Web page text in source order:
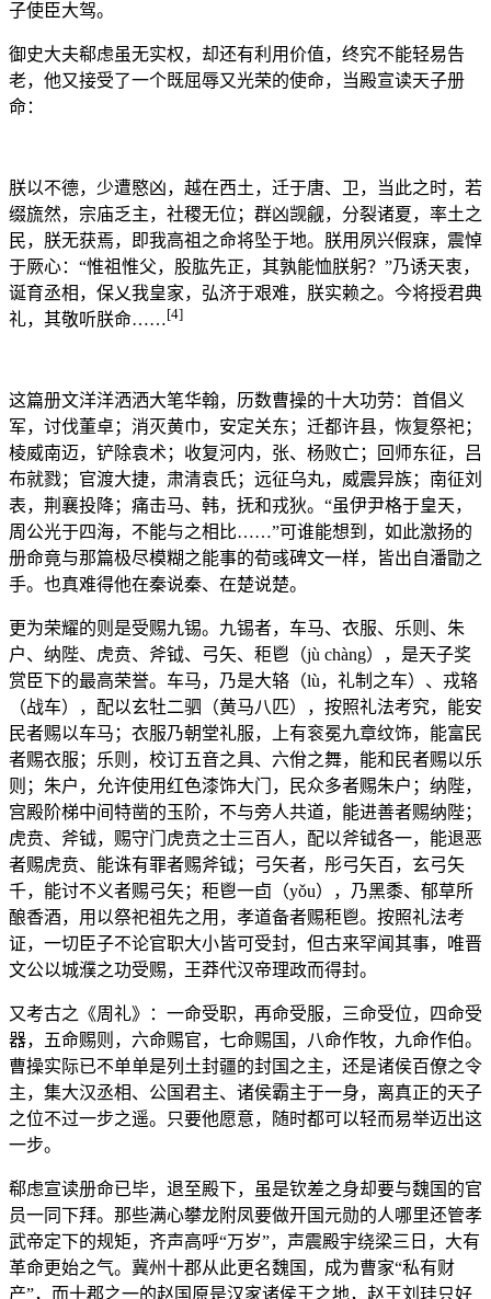
子使臣大驾。
御史大夫郗虑虽无实权，却还有利用价值，终究不能轻易告
老，他又接受了一个既屈辱又光荣的使命，当殿宣读天子册
命：
朕以不德，少遭愍凶，越在西土，迁于唐、卫，当此之时，若
缀旒然，宗庙乏主，社稷无位；群凶觊觎，分裂诸夏，率土之
民，朕无获焉，即我高祖之命将坠于地。朕用夙兴假寐，震悼
于厥心：“惟祖惟父，股肱先正，其孰能恤朕躬？”乃诱天衷，
诞育丞相，保乂我皇家，弘济于艰难，朕实赖之。今将授君典
礼，其敬听朕命……[4]
这篇册文洋洋洒洒大笔华翰，历数曹操的十大功劳：首倡义
军，讨伐董卓；消灭黄巾，安定关东；迁都许县，恢复祭祀；
棱威南迈，铲除袁术；收复河内，张、杨败亡；回师东征，吕
布就戮；官渡大捷，肃清袁氏；远征乌丸，威震异族；南征刘
表，荆襄投降；痛击马、韩，抚和戎狄。“虽伊尹格于皇天，
周公光于四海，不能与之相比……”可谁能想到，如此激扬的
册命竟与那篇极尽模糊之能事的荀彧碑文一样，皆出自潘勖之
手。也真难得他在秦说秦、在楚说楚。
更为荣耀的则是受赐九锡。九锡者，车马、衣服、乐则、朱
户、纳陛、虎贲、斧钺、弓矢、秬鬯（jù chàng），是天子奖
赏臣下的最高荣誉。车马，乃是大辂（lù，礼制之车）、戎辂
（战车），配以玄牡二驷（黄马八匹），按照礼法考究，能安
民者赐以车马；衣服乃朝堂礼服，上有衮冕九章纹饰，能富民
者赐衣服；乐则，校订五音之具、六佾之舞，能和民者赐以乐
则；朱户，允许使用红色漆饰大门，民众多者赐朱户；纳陛，
宫殿阶梯中间特凿的玉阶，不与旁人共道，能进善者赐纳陛；
虎贲、斧钺，赐守门虎贲之士三百人，配以斧钺各一，能退恶
者赐虎贲、能诛有罪者赐斧钺；弓矢者，彤弓矢百，玄弓矢
千，能讨不义者赐弓矢；秬鬯一卣（yǒu），乃黑黍、郁草所
酿香酒，用以祭祀祖先之用，孝道备者赐秬鬯。按照礼法考
证，一切臣子不论官职大小皆可受封，但古来罕闻其事，唯晋
文公以城濮之功受赐，王莽代汉帝理政而得封。
又考古之《周礼》：一命受职，再命受服，三命受位，四命受
器，五命赐则，六命赐官，七命赐国，八命作牧，九命作伯。
曹操实际已不单单是列土封疆的封国之主，还是诸侯百僚之令
主，集大汉丞相、公国君主、诸侯霸主于一身，离真正的天子
之位不过一步之遥。只要他愿意，随时都可以轻而易举迈出这
一步。
郗虑宣读册命已毕，退至殿下，虽是钦差之身却要与魏国的官
员一同下拜。那些满心攀龙附凤要做开国元勋的人哪里还管孝
武帝定下的规矩，齐声高呼“万岁”，声震殿宇绕梁三日，大有
革命更始之气。冀州十郡从此更名魏国，成为曹家“私有财
产”，而十郡之一的赵国原是汉家诸侯王之地，赵王刘珪只好